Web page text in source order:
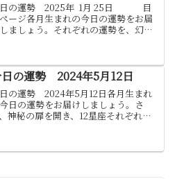
の運勢 2025年 1月 25日 目
ージ各月生まれの今日の運勢をお届
ましょう。それぞれの運勢を、幻想
と数字もご紹介しましょう...
の運勢 2024年5月12日
の運勢 2024年5月12日各月生まれ
日の運勢をお届けしましょう。さ
神秘の扉を開き、12星座それぞれの
インを加えて、運命の指針を示しま